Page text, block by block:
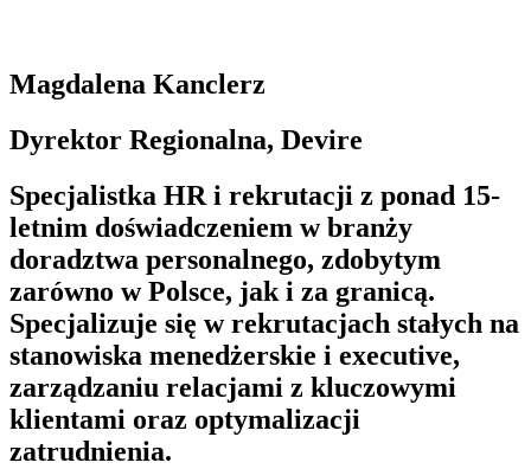
Magdalena Kanclerz
Dyrektor Regionalna, Devire
Specjalistka HR i rekrutacji z ponad 15-
letnim doświadczeniem w branży
doradztwa personalnego, zdobytym
zarówno w Polsce, jak i za granicą.
Specjalizuje się w rekrutacjach stałych na
stanowiska menedżerskie i executive,
zarządzaniu relacjami z kluczowymi
klientami oraz optymalizacji
zatrudnienia.